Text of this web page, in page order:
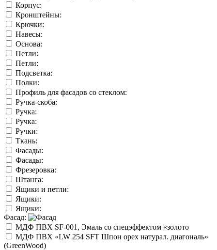
Корпус:
Кронштейны:
Крючки:
Навесы:
Основа:
Петли:
Петли:
Подсветка:
Полки:
Профиль для фасадов со стеклом:
Ручка-скоба:
Ручка:
Ручка:
Ручки:
Ткань:
Фасады:
Фасады:
Фрезеровка:
Штанга:
Ящики и петли:
Ящики:
Ящики:
Фасад:
МДФ ПВХ SF-001, Эмаль со спецэффектом «золото
МДФ ПВХ «LW 254 SFT Шпон орех натурал. диагональ»
(GreenWood)